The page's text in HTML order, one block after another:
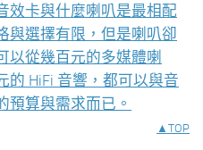
效卡與什麼喇叭是最相配
與選擇有限，但是喇叭卻
以從幾百元的多媒體喇
的 HiFi 音響，都可以與音
預算與需求而已。
▲TOP